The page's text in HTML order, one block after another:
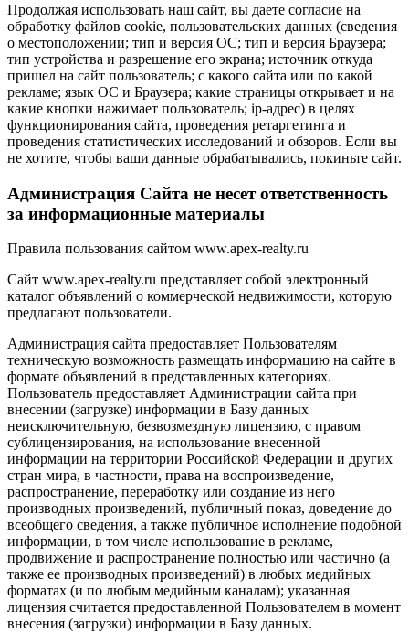
Продолжая использовать наш сайт, вы даете согласие на
обработку файлов cookie, пользовательских данных (сведения
о местоположении; тип и версия ОС; тип и версия Браузера;
тип устройства и разрешение его экрана; источник откуда
пришел на сайт пользователь; с какого сайта или по какой
рекламе; язык ОС и Браузера; какие страницы открывает и на
какие кнопки нажимает пользователь; ip-адрес) в целях
функционирования сайта, проведения ретаргетинга и
проведения статистических исследований и обзоров. Если вы
не хотите, чтобы ваши данные обрабатывались, покиньте сайт.
Администрация Сайта не несет ответственность
за информационные материалы
Правила пользования сайтом www.apex-realty.ru
Сайт www.apex-realty.ru представляет собой электронный
каталог объявлений о коммерческой недвижимости, которую
предлагают пользователи.
Администрация сайта предоставляет Пользователям
техническую возможность размещать информацию на сайте в
формате объявлений в представленных категориях.
Пользователь предоставляет Администрации сайта при
внесении (загрузке) информации в Базу данных
неисключительную, безвозмездную лицензию, с правом
сублицензирования, на использование внесенной
информации на территории Российской Федерации и других
стран мира, в частности, права на воспроизведение,
распространение, переработку или создание из него
производных произведений, публичный показ, доведение до
всеобщего сведения, а также публичное исполнение подобной
информации, в том числе использование в рекламе,
продвижение и распространение полностью или частично (а
также ее производных произведений) в любых медийных
форматах (и по любым медийным каналам); указанная
лицензия считается предоставленной Пользователем в момент
внесения (загрузки) информации в Базу данных.